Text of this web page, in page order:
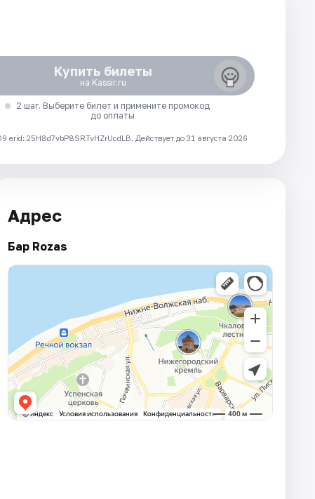
Купить билеты
на Kassir.ru
2 шаг. Выберите билет и примените промокод
до оплаты
25H8d7vbP8SRTvHZrUcdLB. Действует до 31 августа 2026
Адрес
Бар Rozas